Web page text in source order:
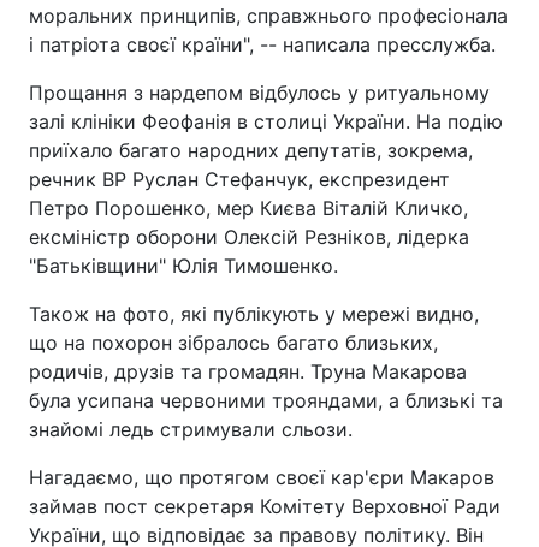
моральних принципів, справжнього професіонала
і патріота своєї країни", -- написала пресслужба.
Прощання з нардепом відбулось у ритуальному
залі клініки Феофанія в столиці України. На подію
приїхало багато народних депутатів, зокрема,
речник ВР Руслан Стефанчук, експрезидент
Петро Порошенко, мер Києва Віталій Кличко,
ексміністр оборони Олексій Резніков, лідерка
"Батьківщини" Юлія Тимошенко.
Також на фото, які публікують у мережі видно,
що на похорон зібралось багато близьких,
родичів, друзів та громадян. Труна Макарова
була усипана червоними трояндами, а близькі та
знайомі ледь стримували сльози.
Нагадаємо, що протягом своєї кар'єри Макаров
займав пост секретаря Комітету Верховної Ради
України, що відповідає за правову політику. Він